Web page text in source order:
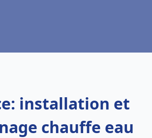
installation et
chauffe eau